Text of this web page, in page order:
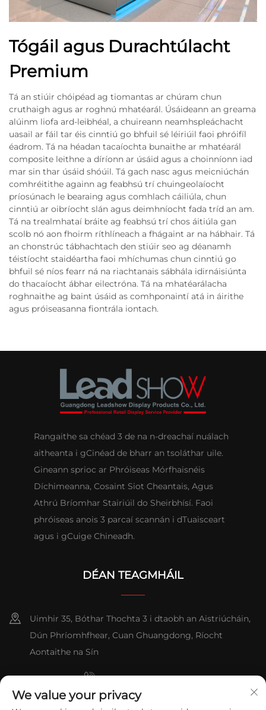
Tógáil agus Durachtúlacht
Premium
Tá an stiúir chóipéad ag tiomantas ar chúram chun
cruthaigh agus ar roghnú mhatéarál. Úsáideann an greama
alúinm liofa ard-leibhéal, a chuireann neamhspleáchacht
uasail ar fáil tar éis cinntiú go bhfuil sé léiriúil faoi phróifíl
éadrom. Tá na héadan tacaíochta bunaithe ar mhatéarál
composite leithne a díríonn ar úsáid agus a choinníonn iad
mar sin thar úsáid shóúil. Tá gach nasc agus meicniúchán
comhréitithe againn ag feabhsú trí chuingeolaíocht
príosúnach le bearaing agus comhlach cáiliúla, chun
cinntiú ar oibríocht slán agus deimhníocht fada tríd an am.
Tá na trealmhataí bráite ag feabhsú trí chos áitiúla gan
scolb nó aon fhoirm ríthlíneach a fhágaint ar na hábhair. Tá
an chonstrúc tábhachtach den stiúir seo ag déanamh
téistíocht staidéartha faoi mhíchumas chun cinntiú go
bhfuil sé níos fearr ná na riachtanais sábhála idirnáisiúnta
do thacaíocht ábhar eilectróna. Tá na mhatéarálacha
roghnaithe ag baint úsáid as comhponaintí atá in áirithe
agus próiseasanna fiontrála iontach.
Rangaithe sa chéad 3 de na n-dreachaí nuálach
aitheanta i gCinéad de bharr an tsoláthar uile.
Gineann sprioc ar Phróiseas Mórfhaisnéis
Díchimeanna, Cosaint Siot Cheantais, Agus
Athrú Bríomhar Stairiúil do Sheirbhísí. Faoi
phróiseas anois 3 parcaí scannán i dTuaisceart
agus i gCuige Chineadh.
DÉAN TEAGMHÁIL
Uimhir 35, Bóthar Thochta 3 i dtaobh an Aistriúcháin,
Dún Phríomhfhear, Cuan Ghuangdong, Ríocht
Aontaithe na Sín
+86-076023631800
+86-13631181961
We value your privacy